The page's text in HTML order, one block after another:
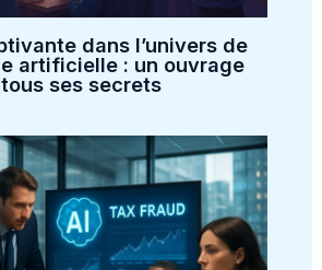
dans l’univers de
artificielle : un ouvrage
ses secrets